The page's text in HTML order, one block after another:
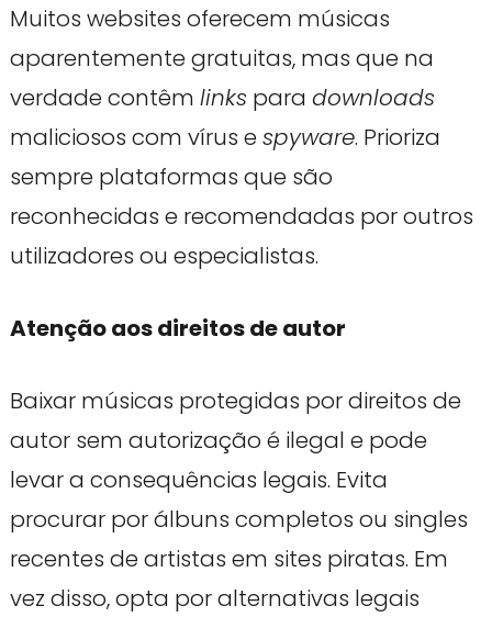
Muitos websites oferecem músicas
aparentemente gratuitas, mas que na
verdade contêm linkspara downloads
maliciosos com vírus e spyware. Prioriza
sempre plataformas que são
reconhecidas e recomendadas por outros
utilizadores ou especialistas.
Atenção aos direitos de autor
Baixar músicas protegidas por direitos de
autor sem autorização é ilegal e pode
levar a consequências legais. Evita
procurar por álbuns completos ou singles
recentes de artistas em sites piratas. Em
vez disso, opta por alternativas legais